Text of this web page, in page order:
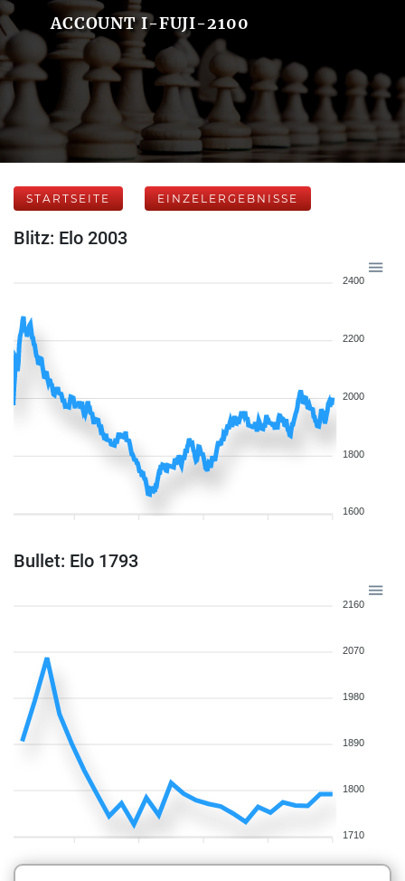
ACCOUNT I-FUJI-2100
STARTSEITE EINZELERGEBNISSE
Blitz: Elo 2003
2400
2200
2000
1800
1600
Bullet: Elo 1793
2160
2070
1980
1890
1800
1710